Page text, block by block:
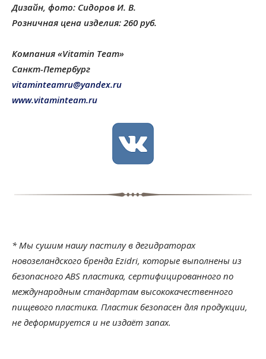
Дизайн, фото: Сидоров И. В.
Розничная цена изделия: 260 руб.
Компания «Vitamin Team»
Санкт-Петербург
vitaminteamru@yandex.ru
www.vitaminteam.ru
* Мы сушим нашу пастилу в дегидраторах
новозеландского бренда Ezidri, которые выполнены из
безопасного ABS пластика, сертифицированного по
международным стандартам высококачественного
пищевого пластика. Пластик безопасен для продукции,
не деформируется и не издаёт запах.